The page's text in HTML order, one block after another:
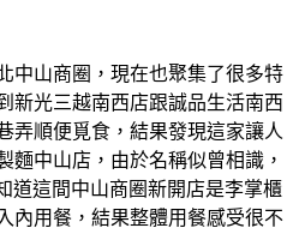
中山商圈，現在也聚集了很多特
新光三越南西店跟誠品生活南西
弄順便覓食，結果發現這家讓人
麵中山店，由於名稱似曾相識，
道這間中山商圈新開店是李掌櫃
內用餐，結果整體用餐感受很不